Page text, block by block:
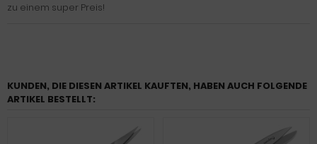
zu einem super Preis!
KUNDEN, DIE DIESEN ARTIKEL KAUFTEN, HABEN AUCH FOLGENDE
ARTIKEL BESTELLT: